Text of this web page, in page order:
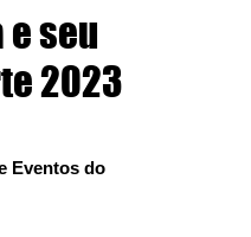
seu
2023
Eventos do